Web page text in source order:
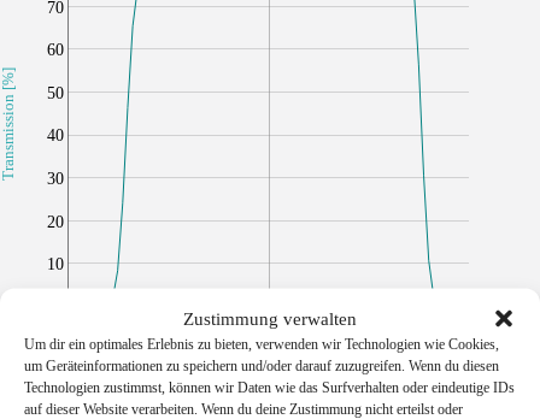
Zustimmung verwalten
Um dir ein optimales Erlebnis zu bieten, verwenden wir Technologien wie Cookies,
um Geräteinformationen zu speichern und/oder darauf zuzugreifen. Wenn du diesen
Technologien zustimmst, können wir Daten wie das Surfverhalten oder eindeutige IDs
auf dieser Website verarbeiten. Wenn du deine Zustimmung nicht erteilst oder
Wellenlänge [nm]
Transmission [%]
10
20
30
40
50
60
70
750